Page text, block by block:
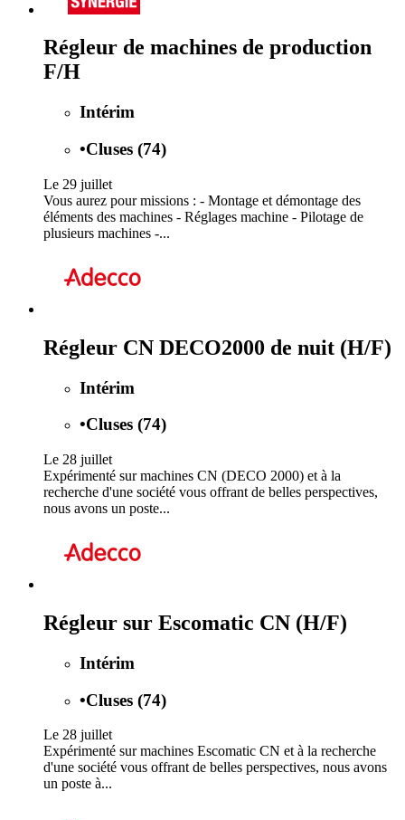
Régleur de machines de production
F/H
Intérim
•Cluses (74)
Le 29 juillet
Vous aurez pour missions : - Montage et démontage des
éléments des machines - Réglages machine - Pilotage de
plusieurs machines -...
Régleur CN DECO2000 de nuit (H/F)
Intérim
•Cluses (74)
Le 28 juillet
Expérimenté sur machines CN (DECO 2000) et à la
recherche d'une société vous offrant de belles perspectives,
nous avons un poste...
Régleur sur Escomatic CN (H/F)
Intérim
•Cluses (74)
Le 28 juillet
Expérimenté sur machines Escomatic CN et à la recherche
d'une société vous offrant de belles perspectives, nous avons
un poste à...